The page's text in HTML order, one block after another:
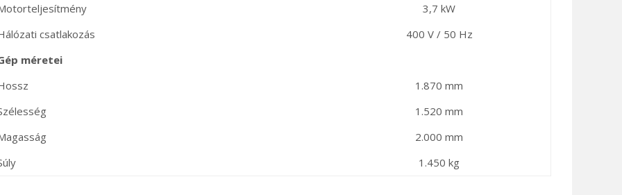
3,7 kW
csatlakozás
400 V / 50 Hz
méretei
1.870 mm
1.520 mm
2.000 mm
1.450 kg